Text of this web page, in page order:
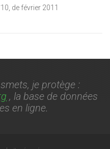
de février 2011
je protège :
, la base de données
en ligne.